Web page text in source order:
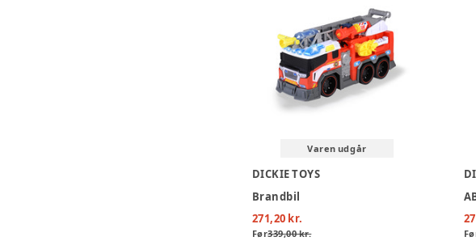
Varen udgår
DICKIE TOYS
Brandbil
271,20 kr.
Før339,00 kr.